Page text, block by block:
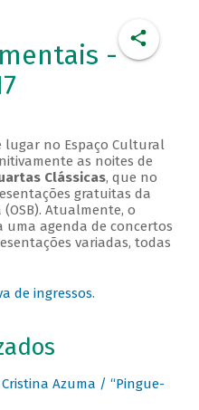
-
lugar no Espaço Cultural
as noites de
Clássicas, que no
gratuitas da
Atualmente, o
agenda de concertos
variadas, todas
de ingressos.
Azuma / “Pingue-